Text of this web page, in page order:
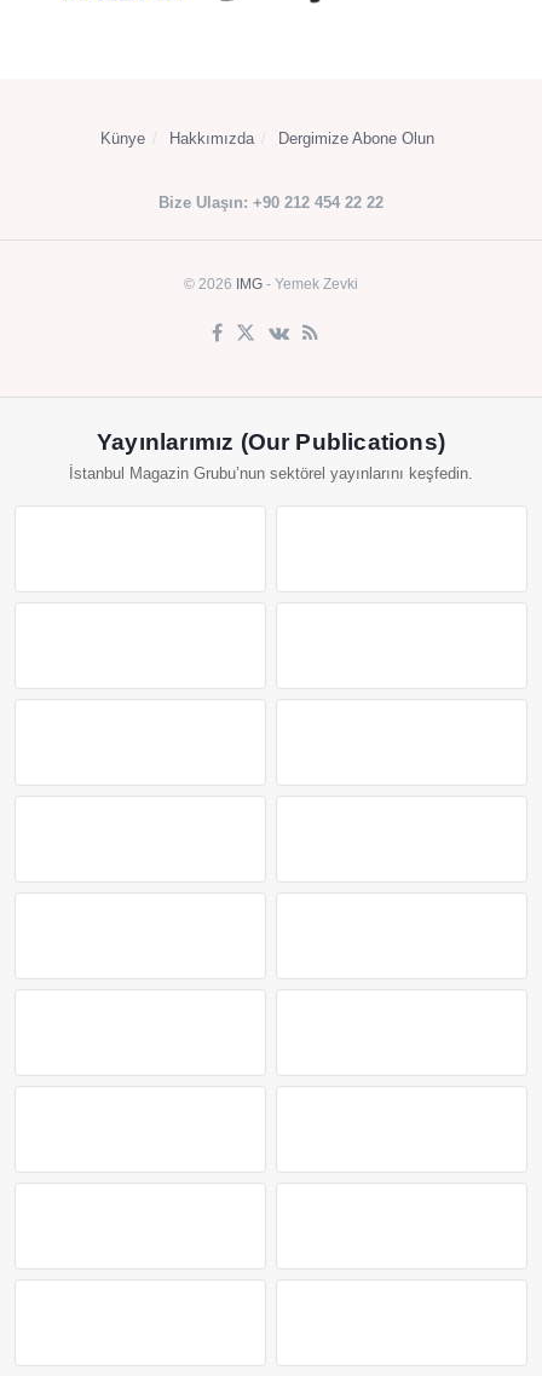
Künye Hakkımızda Dergimize Abone Olun
Bize Ulaşın: +90 212 454 22 22
© 2026 IMG - Yemek Zevki
Yayınlarımız (Our Publications)
İstanbul Magazin Grubu’nun sektörel yayınlarını keşfedin.